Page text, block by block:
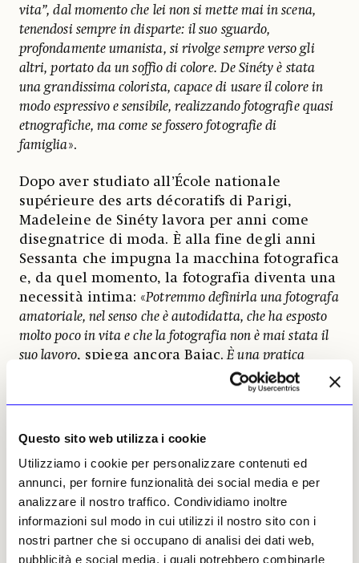
Questo sito web utilizza i cookie
Utilizziamo i cookie per personalizzare contenuti ed
annunci, per fornire funzionalità dei social media e per
analizzare il nostro traffico. Condividiamo inoltre
informazioni sul modo in cui utilizzi il nostro sito con i
nostri partner che si occupano di analisi dei dati web,
pubblicità e social media, i quali potrebbero combinarle
vita”, dal momento che lei non si mette mai in scena,
tenendosi sempre in disparte: il suo sguardo,
profondamente umanista, si rivolge sempre verso gli
altri, portato da un soffio di colore. De Sinéty è stata
una grandissima colorista, capace di usare il colore in
modo espressivo e sensibile, realizzando fotografie quasi
etnografiche, ma come se fossero fotografie di
famiglia».
Dopo aver studiato all’École nationale
supérieure des arts décoratifs di Parigi,
Madeleine de Sinéty lavora per anni come
disegnatrice di moda. È alla fine degli anni
Sessanta che impugna la macchina fotografica
e, da quel momento, la fotografia diventa una
necessità intima: «Potremmo definirla una fotografa
amatoriale, nel senso che è autodidatta, che ha esposto
molto poco in vita e che la fotografia non è mai stata il
suo lavoro, spiega ancora Bajac. È una pratica
personale, profondamente legata alla sua vita e alla sua
I suoi lavori sono stati riscoperti
GwinZegal di Guingamp, in Bretagna,
a colori donate al Musée Niépce di Chalon-
sur-Saône. L’archivio, migliaia di immagini e
documenti, è entrato nel fondo della
Médiathèque de la photographie et du
patrimoine di Charenton.